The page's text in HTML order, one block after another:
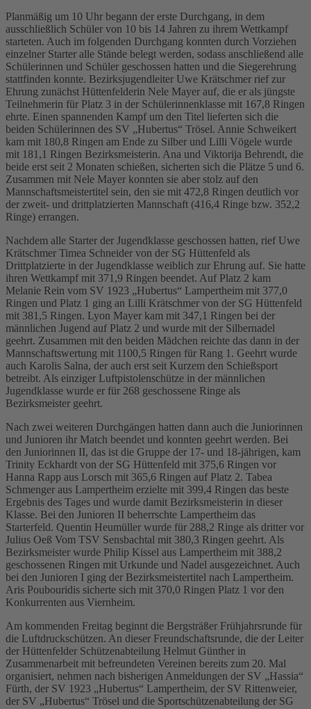
Planmäßig um 10 Uhr begann der erste Durchgang, in dem
ausschließlich Schüler von 10 bis 14 Jahren zu ihrem Wettkampf
starteten. Auch im folgenden Durchgang konnten durch Vorziehen
einzelner Starter alle Stände belegt werden, sodass anschließend alle
Schülerinnen und Schüler geschossen hatten und die Siegerehrung
stattfinden konnte. Bezirksjugendleiter Uwe Krätschmer rief zur
Ehrung zunächst Hüttenfelderin Nele Mayer auf, die er als jüngste
Teilnehmerin für Platz 3 in der Schülerinnenklasse mit 167,8 Ringen
ehrte. Einen spannenden Kampf um den Titel lieferten sich die
beiden Schülerinnen des SV „Hubertus“ Trösel. Annie Schweikert
kam mit 180,8 Ringen am Ende zu Silber und Lilli Vögele wurde
mit 181,1 Ringen Bezirksmeisterin. Ana und Viktorija Behrendt, die
beide erst seit 2 Monaten schießen, sicherten sich die Plätze 5 und 6.
Zusammen mit Nele Mayer konnten sie aber stolz auf den
Mannschaftsmeistertitel sein, den sie mit 472,8 Ringen deutlich vor
der zweit- und drittplatzierten Mannschaft (416,4 Ringe bzw. 352,2
Ringe) errangen.
Nachdem alle Starter der Jugendklasse geschossen hatten, rief Uwe
Krätschmer Timea Schneider von der SG Hüttenfeld als
Drittplatzierte in der Jugendklasse weiblich zur Ehrung auf. Sie hatte
ihren Wettkampf mit 371,9 Ringen beendet. Auf Platz 2 kam
Melanie Rein vom SV 1923 „Hubertus“ Lampertheim mit 377,0
Ringen und Platz 1 ging an Lilli Krätschmer von der SG Hüttenfeld
mit 381,5 Ringen. Lyon Mayer kam mit 347,1 Ringen bei der
männlichen Jugend auf Platz 2 und wurde mit der Silbernadel
geehrt. Zusammen mit den beiden Mädchen reichte das dann in der
Mannschaftswertung mit 1100,5 Ringen für Rang 1. Geehrt wurde
auch Karolis Salna, der auch erst seit Kurzem den Schießsport
betreibt. Als einziger Luftpistolenschütze in der männlichen
Jugendklasse wurde er für 268 geschossene Ringe als
Bezirksmeister geehrt.
Nach zwei weiteren Durchgängen hatten dann auch die Juniorinnen
und Junioren ihr Match beendet und konnten geehrt werden. Bei
den Juniorinnen II, das ist die Gruppe der 17- und 18-jährigen, kam
Trinity Eckhardt von der SG Hüttenfeld mit 375,6 Ringen vor
Hanna Rapp aus Lorsch mit 365,6 Ringen auf Platz 2. Tabea
Schmenger aus Lampertheim erzielte mit 399,4 Ringen das beste
Ergebnis des Tages und wurde damit Bezirksmeisterin in dieser
Klasse. Bei den Junioren II beherrschte Lampertheim das
Starterfeld. Quentin Heumüller wurde für 288,2 Ringe als dritter vor
Julius Oeß Vom TSV Sensbachtal mit 380,3 Ringen geehrt. Als
Bezirksmeister wurde Philip Kissel aus Lampertheim mit 388,2
geschossenen Ringen mit Urkunde und Nadel ausgezeichnet. Auch
bei den Junioren I ging der Bezirksmeistertitel nach Lampertheim.
Aris Poubouridis sicherte sich mit 370,0 Ringen Platz 1 vor den
Konkurrenten aus Viernheim.
Am kommenden Freitag beginnt die Bergsträßer Frühjahrsrunde für
die Luftdruckschützen. An dieser Freundschaftsrunde, die der Leiter
der Hüttenfelder Schützenabteilung Helmut Günther in
Zusammenarbeit mit befreundeten Vereinen bereits zum 20. Mal
organisiert, nehmen nach bisherigen Anmeldungen der SV „Hassia“
Fürth, der SV 1923 „Hubertus“ Lampertheim, der SV Rittenweier,
der SV „Hubertus“ Trösel und die Sportschützenabteilung der SG